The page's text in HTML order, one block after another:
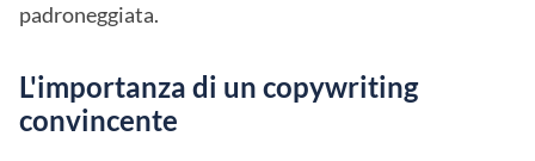
padroneggiata.
L'importanza di un copywriting
convincente